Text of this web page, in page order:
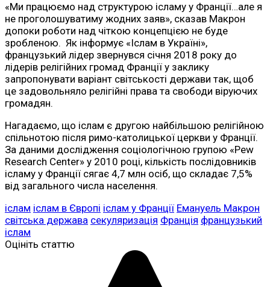
«Ми працюємо над структурою ісламу у Франції…але я
не проголошуватиму жодних заяв», сказав Макрон
допоки роботи над чіткою концепцією не буде
зробленою. Як інформує «Іслам в Україні»,
французький лідер звернувся січня 2018 року до
лідерів релігійних громад Франції у заклику
запропонувати варіант світськості держави так, щоб
це задовольняло релігійні права та свободи віруючих
громадян.
Нагадаємо, що іслам є другою найбільшою релігійною
спільнотою після римо-католицької церкви у Франції.
За даними дослідження соціологічною групою «Pew
Research Center» у 2010 році, кількість послідовників
ісламу у Франції сягає 4,7 млн осіб, що складає 7,5%
від загального числа населення.
іслам іслам в Європі іслам у Франції Емануель Макрон
світська держава секуляризація Франція французький
іслам
Оцініть статтю